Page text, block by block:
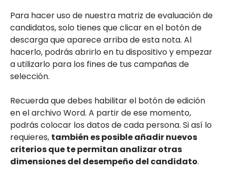
Para hacer uso de nuestra matriz de evaluación de
candidatos, solo tienes que clicar en el botón de
descarga que aparece arriba de esta nota. Al
hacerlo, podrás abrirlo en tu dispositivo y empezar
a utilizarlo para los fines de tus campañas de
selección.
Recuerda que debes habilitar el botón de edición
en el archivo Word. A partir de ese momento,
podrás colocar los datos de cada persona. Si así lo
requieres, también es posible añadir nuevos
criterios que te permitan analizar otras
dimensiones del desempeño del candidato.